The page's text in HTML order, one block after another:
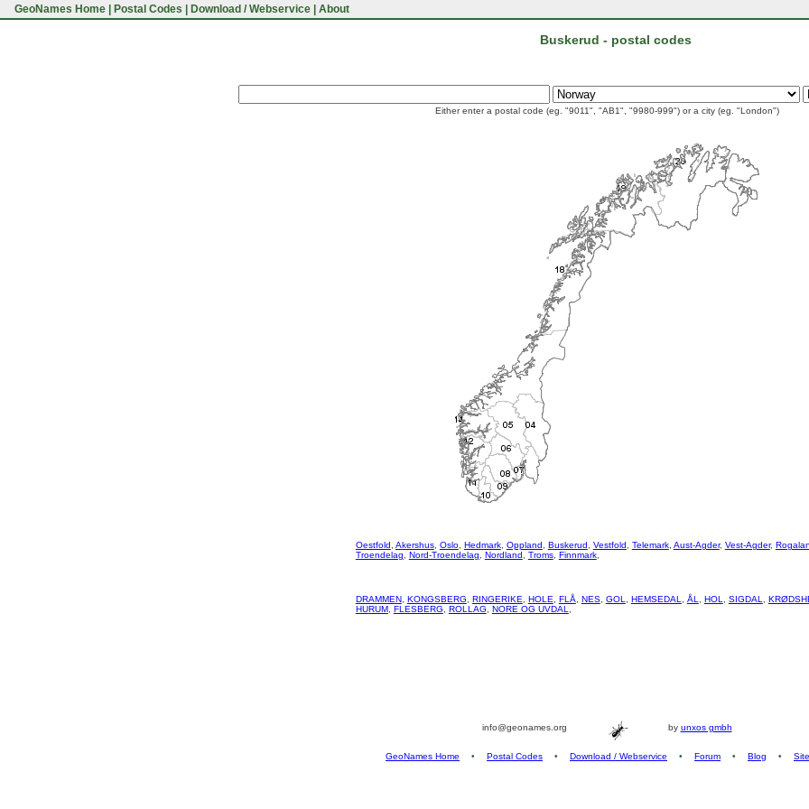
GeoNames Home Postal Codes Download / Webservice About
Buskerud - postal codes
Either enter a postal code (eg. "9011", "AB1", "9980-999") or a city (eg. "London")
Oestfold Akershus, Oslo, Hedmark, Oppland Buskerud Vestfold Telemark, Aust-Agder, Vest-Agder,
Troendelag
Nord-Troendelag Nordland Troms, Finnmark,
DRAMMEN, KONGSBERG RINGERIKE HOLE FLÅ NES, GOL HEMSEDAL ÅL HOL SIGDAL
HURUM, FLESBERG ROLLAG NORE OG UVDAL
info@geonames.org by unxos gmbh
GeoNames Home • Postal Codes • Download / Webservice • Forum • Blog •